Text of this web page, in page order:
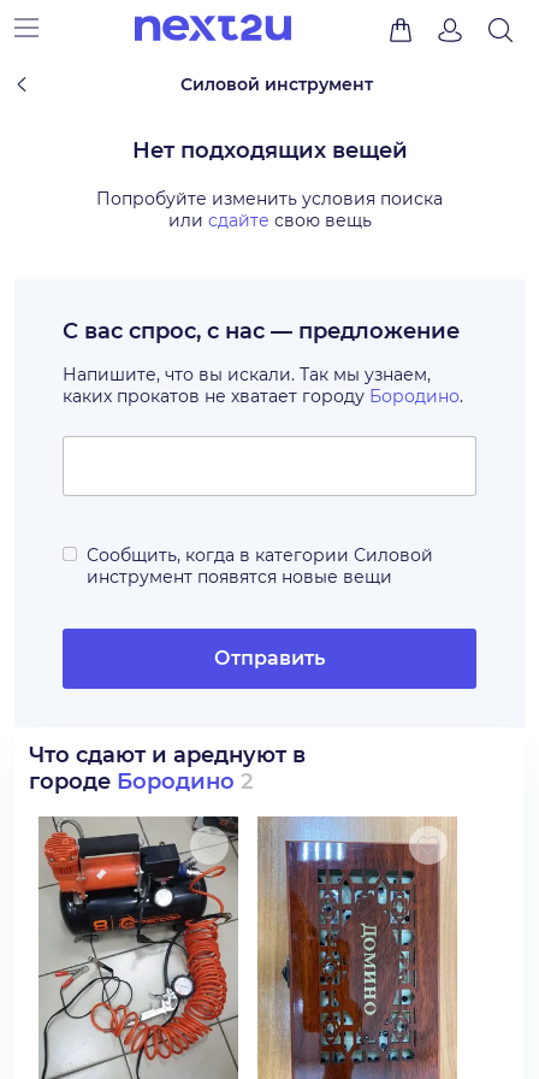
Силовой инструмент
Нет подходящих вещей
Попробуйте изменить условия поиска
или сдайте свою вещь
С вас спрос, с нас — предложение
Напишите, что вы искали. Так мы узнаем,
каких прокатов не хватает городу Бородино.
Сообщить, когда в категории Силовой
инструмент появятся новые вещи
Отправить
Что сдают и ареднуют в
городе Бородино 2